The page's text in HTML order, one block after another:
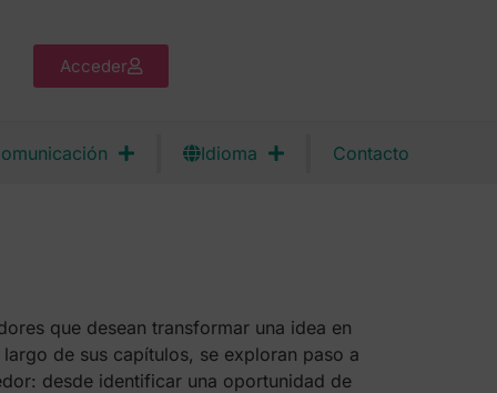
Acceder
Idioma Contacto
que desean transformar una idea en
de sus capítulos, se exploran paso a
desde identificar una oportunidad de